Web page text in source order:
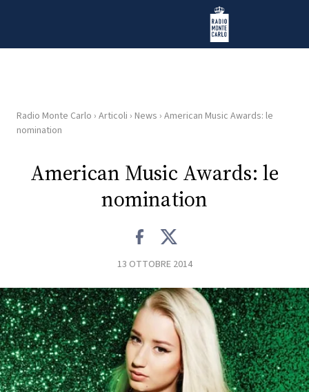
Radio Monte Carlo
HOME
RADIO
NEWS
FOTO
CONCORSI
Radio Monte Carlo › Articoli › News › American Music Awards: le
nomination
American Music Awards: le
nomination
13 OTTOBRE 2014